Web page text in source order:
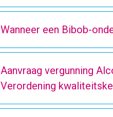
Wanneer een Bibob-
Aanvraag vergunning
Verordening